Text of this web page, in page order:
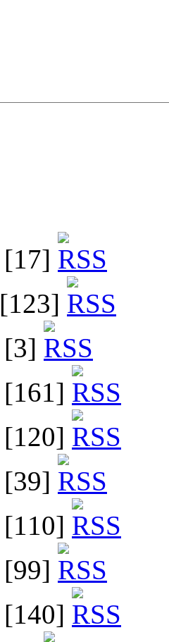
[17]
[123]
[3]
[161]
[120]
[39]
[110]
[99]
[140]